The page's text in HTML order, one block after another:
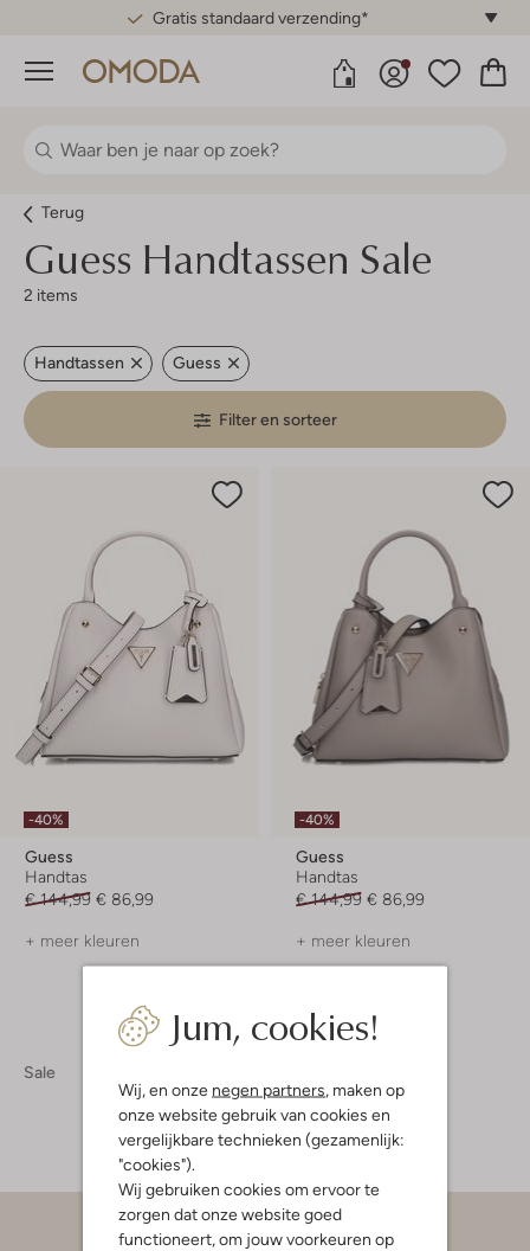
Gratis standaard verzending*
Menu
Jum, cookies!
Wij, en onze negen partners, maken op
onze website gebruik van cookies en
vergelijkbare technieken (gezamenlijk:
"cookies").
Wij gebruiken cookies om ervoor te
zorgen dat onze website goed
functioneert, om jouw voorkeuren op
Terug
Guess Handtassen Sale
2 items
Handtassen Guess
Filter en sorteer
-40%
Guess
Handtas
€ 144,99 € 86,99
+ meer kleuren
-40%
Guess
Handtas
€ 144,99 € 86,99
+ meer kleuren
Sale